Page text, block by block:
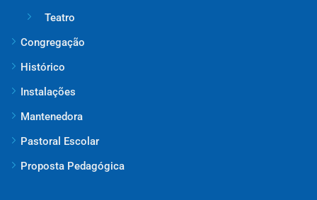
Teatro
Congregação
Histórico
Instalações
Mantenedora
Pastoral Escolar
Proposta Pedagógica